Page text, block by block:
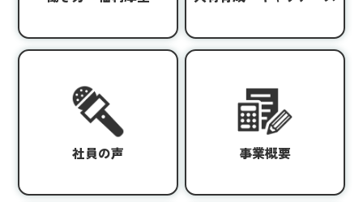
社員の声 事業概要